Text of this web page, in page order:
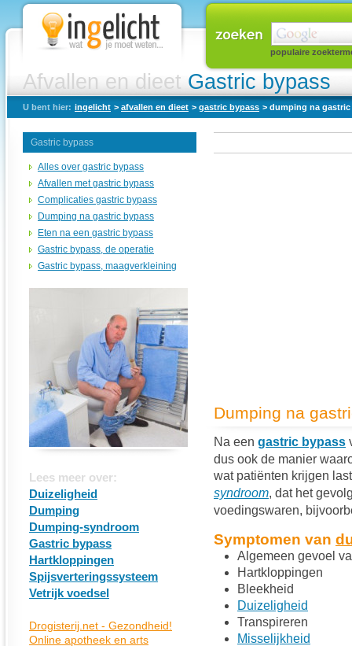
Afvallen en dieet Gastric bypass
populaire
U bent hier: ingelicht > afvallen en dieet > gastric bypass > dumping na
Gastric bypass
Alles over gastric bypass
Afvallen met gastric bypass
Complicaties gastric bypass
Dumping na gastric bypass
Eten na een gastric bypass
Gastric bypass, de operatie
Gastric bypass, maagverkleining
Lees meer over:
Duizeligheid
Dumping
Dumping-syndroom
Gastric bypass
Hartkloppingen
Spijsverteringssysteem
Vetrijk voedsel
Dumping na
Na een gastric bypass
dus ook de manier
wat patiënten krijgen
syndroom, dat het
voedingswaren,
Symptomen van
Algemeen gevoel
Hartkloppingen
Bleekheid
Duizeligheid
Transpireren
Misselijkheid